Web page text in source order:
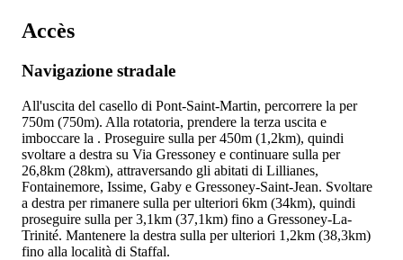
Accès
Navigazione stradale
All'uscita del casello di Pont-Saint-Martin, percorrere la per
750m (750m). Alla rotatoria, prendere la terza uscita e
imboccare la . Proseguire sulla per 450m (1,2km), quindi
svoltare a destra su Via Gressoney e continuare sulla per
26,8km (28km), attraversando gli abitati di Lillianes,
Fontainemore, Issime, Gaby e Gressoney-Saint-Jean. Svoltare
a destra per rimanere sulla per ulteriori 6km (34km), quindi
proseguire sulla per 3,1km (37,1km) fino a Gressoney-La-
Trinité. Mantenere la destra sulla per ulteriori 1,2km (38,3km)
fino alla località di Staffal.